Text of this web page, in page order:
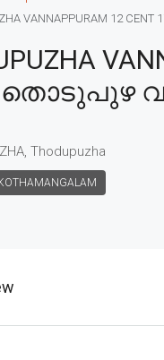
VANNAPPURAM 12
തൊടുപുഴ
Thodupuzha